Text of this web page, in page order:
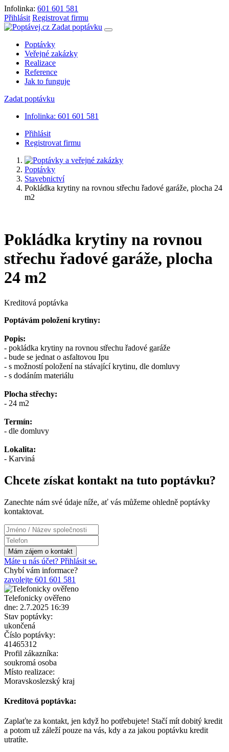
Infolinka: 601 601 581
Přihlásit Registrovat firmu
Zadat poptávku
Poptávky
Veřejné zakázky
Realizace
Reference
Jak to funguje
Zadat poptávku
Infolinka: 601 601 581
Přihlásit
Registrovat firmu
Poptávky
Stavebnictví
Pokládka krytiny na rovnou střechu řadové garáže, plocha 24
m2
Pokládka krytiny na rovnou
střechu řadové garáže, plocha
24 m2
Kreditová poptávka
Poptávám položení krytiny:
Popis:
- pokládka krytiny na rovnou střechu řadové garáže
- bude se jednat o asfaltovou Ipu
- s možností položení na stávající krytinu, dle domluvy
- s dodáním materiálu
Plocha střechy:
- 24 m2
Termín:
- dle domluvy
Lokalita:
- Karviná
Chcete získat kontakt na tuto poptávku?
Zanechte nám své údaje níže, ať vás můžeme ohledně poptávky
kontaktovat.
Máte u nás účet? Přihlásit se.
Chybí vám informace?
zavolejte 601 601 581
Telefonicky ověřeno
dne: 2.7.2025 16:39
Stav poptávky:
ukončená
Číslo poptávky:
41465312
Profil zákazníka:
soukromá osoba
Místo realizace:
Moravskoslezský kraj
Kreditová poptávka:
Zaplaťte za kontakt, jen když ho potřebujete! Stačí mít dobitý kredit
a potom už záleží pouze na vás, kdy a za jakou poptávku kredit
utratíte.